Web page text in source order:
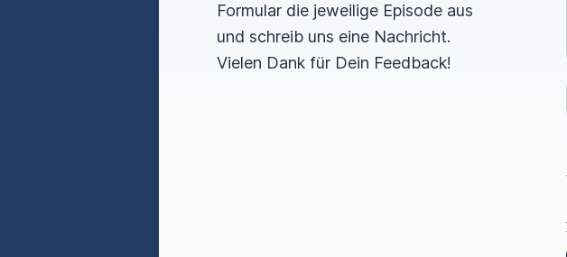
Formular die jeweilige Episode aus
und schreib uns eine Nachricht.
Vielen Dank für Dein Feedback!